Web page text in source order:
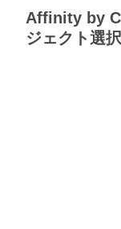
Affinity by
ジェクト選